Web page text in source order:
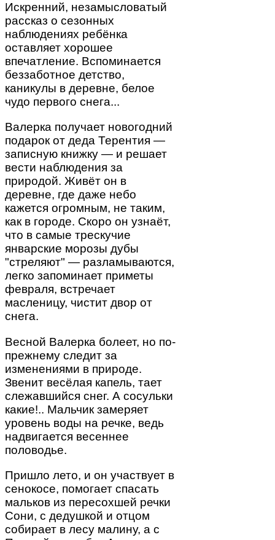
Искренний, незамысловатый
рассказ о сезонных
наблюдениях ребёнка
оставляет хорошее
впечатление. Вспоминается
беззаботное детство,
каникулы в деревне, белое
чудо первого снега...
Валерка получает новогодний
подарок от деда Терентия —
записную книжку — и решает
вести наблюдения за
природой. Живёт он в
деревне, где даже небо
кажется огромным, не таким,
как в городе. Скоро он узнаёт,
что в самые трескучие
январские морозы дубы
"стреляют" — разламываются,
легко запоминает приметы
февраля, встречает
масленицу, чистит двор от
снега.
Весной Валерка болеет, но по-
прежнему следит за
изменениями в природе.
Звенит весёлая капель, тает
слежавшийся снег. А сосульки
какие!.. Мальчик замеряет
уровень воды на речке, ведь
надвигается весеннее
половодье.
Пришло лето, и он участвует в
сенокосе, помогает спасать
мальков из пересохшей речки
Сони, с дедушкой и отцом
собирает в лесу малину, а с